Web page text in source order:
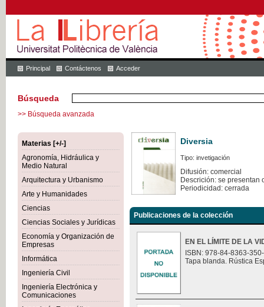
Principal Contáctenos Acceder
Búsqueda
>> Búsqueda avanzada
Materias [+/-]
Agronomía, Hidráulica y
Medio Natural
Arquitectura y Urbanismo
Arte y Humanidades
Ciencias
Ciencias Sociales y Jurídicas
Economía y Organización de
Empresas
Informática
Ingeniería Civil
Ingeniería Electrónica y
Comunicaciones
Diversia
Tipo: invetigación
Difusión: comercial
Descrición: se presentan
Periodicidad: cerrada
Publicaciones de la colección
EN EL LÍMITE DE LA
ISBN: 978-84-8363-
Tapa blanda. Rústica